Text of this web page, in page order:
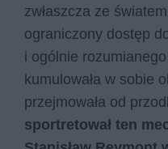
zwłaszcza ze
ograniczony dostęp
i ogólnie
kumulowała w sobie
przejmowała od
sportretował ten